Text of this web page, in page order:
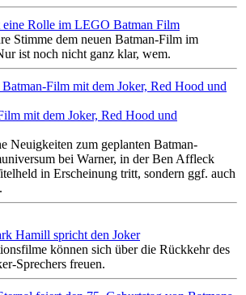
eine Rolle im LEGO Batman Film
Stimme dem neuen Batman-Film im
ist noch nicht ganz klar, wem.
mit dem Joker, Red Hood und
Neuigkeiten zum geplanten Batman-
bei Warner, in der Ben Affleck
in Erscheinung tritt, sondern ggf. auch
Hamill spricht den Joker
können sich über die Rückkehr des
Sprechers freuen.